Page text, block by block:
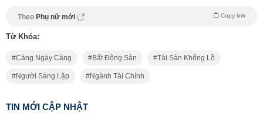
Theo Phụ nữ mới Copy link
Từ Khóa:
Càng Ngày Càng Bất Động Sản Tài Sản Khổng Lồ
Người Sáng Lập Ngành Tài Chính
TIN MỚI CẬP NHẬT